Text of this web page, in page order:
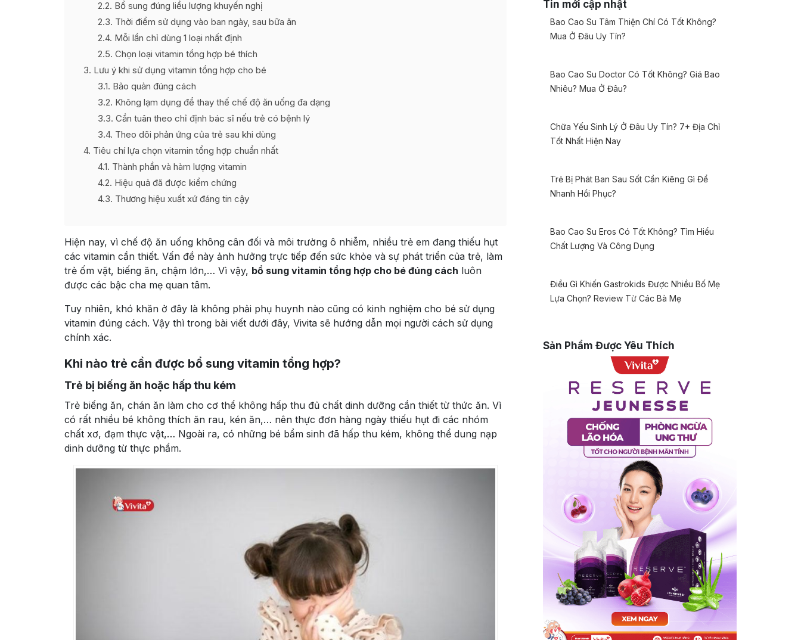
2.2 Bổ sung đúng liều lượng khuyến nghị
2.3 Thời điểm sử dụng vào ban ngày, sau bữa ăn
2.4 Mỗi lần chỉ dùng 1 loại nhất định
2.5 Chọn loại vitamin tổng hợp bé thích
3 Lưu ý khi sử dụng vitamin tổng hợp cho bé
3.1 Bảo quản đúng cách
3.2 Không lạm dụng để thay thế chế độ ăn uống đa dạng
3.3 Cần tuân theo chỉ định bác sĩ nếu trẻ có bệnh lý
3.4 Theo dõi phản ứng của trẻ sau khi dùng
4 Tiêu chí lựa chọn vitamin tổng hợp chuẩn nhất
4.1 Thành phần và hàm lượng vitamin
4.2 Hiệu quả đã được kiểm chứng
4.3 Thương hiệu xuất xứ đáng tin cậy
Hiện nay, vì chế độ ăn uống không cân đối và môi trường ô nhiễm, nhiều trẻ em đang thiếu hụt
các vitamin cần thiết. Vấn đề này ảnh hưởng trực tiếp đến sức khỏe và sự phát triển của trẻ, làm
trẻ ốm vặt, biếng ăn, chậm lớn,… Vì vậy, bổ sung vitamin tổng hợp cho bé đúng cách luôn
được các bậc cha mẹ quan tâm.
Tuy nhiên, khó khăn ở đây là không phải phụ huynh nào cũng có kinh nghiệm cho bé sử dụng
vitamin đúng cách. Vậy thì trong bài viết dưới đây, Vivita sẽ hướng dẫn mọi người cách sử dụng
chính xác.
Khi nào trẻ cần được bổ sung vitamin tổng hợp?
Trẻ bị biếng ăn hoặc hấp thu kém
Trẻ biếng ăn, chán ăn làm cho cơ thể không hấp thu đủ chất dinh dưỡng cần thiết từ thức ăn. Vì
có rất nhiều bé không thích ăn rau, kén ăn,… nên thực đơn hàng ngày thiếu hụt đi các nhóm
chất xơ, đạm thực vật,… Ngoài ra, có những bé bẩm sinh đã hấp thu kém, không thể dung nạp
dinh dưỡng từ thực phẩm.
Tin mới cập nhật
Bao Cao Su Tâm Thiện Chí Có Tốt Không?
Mua Ở Đâu Uy Tín?
Bao Cao Su Doctor Có Tốt Không? Giá Bao
Nhiêu? Mua Ở Đâu?
Chữa Yếu Sinh Lý Ở Đâu Uy Tín? 7+ Địa Chỉ
Tốt Nhất Hiện Nay
Trẻ Bị Phát Ban Sau Sốt Cần Kiêng Gì Để
Nhanh Hồi Phục?
Bao Cao Su Eros Có Tốt Không? Tìm Hiểu
Chất Lượng Và Công Dụng
Điều Gì Khiến Gastrokids Được Nhiều Bố Mẹ
Lựa Chọn? Review Từ Các Bà Mẹ
Sản Phẩm Được Yêu Thích